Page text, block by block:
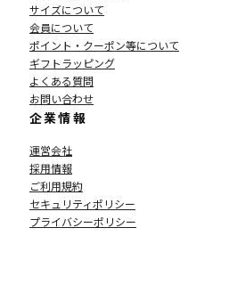
サイズについて
会員について
ポイント・クーポン等について
ギフトラッピング
よくある質問
お問い合わせ
企業情報
運営会社
採用情報
ご利用規約
セキュリティポリシー
プライバシーポリシー